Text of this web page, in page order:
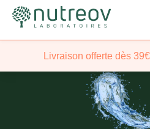
Livraison offerte dès